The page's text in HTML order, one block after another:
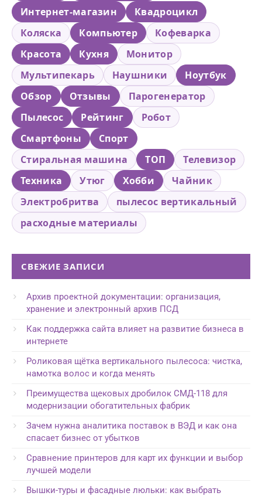
Интернет-магазин
Квадроцикл
Коляска
Компьютер
Кофеварка
Красота
Кухня
Монитор
Мультипекарь
Наушники
Ноутбук
Обзор
Отзывы
Парогенератор
Пылесос
Рейтинг
Робот
Смартфоны
Спорт
Стиральная машина
ТОП
Телевизор
Техника
Утюг Хобби
Чайник
Электробритва
пылесос вертикальный
расходные материалы
СВЕЖИЕ ЗАПИСИ
Архив проектной документации: организация,
хранение и электронный архив ПСД
Как поддержка сайта влияет на развитие бизнеса в
интернете
Роликовая щётка вертикального пылесоса: чистка,
намотка волос и когда менять
Преимущества щековых дробилок СМД-118 для
модернизации обогатительных фабрик
Зачем нужна аналитика поставок в ВЭД и как она
спасает бизнес от убытков
Сравнение принтеров для карт их функции и выбор
лучшей модели
Вышки-туры и фасадные люльки: как выбрать